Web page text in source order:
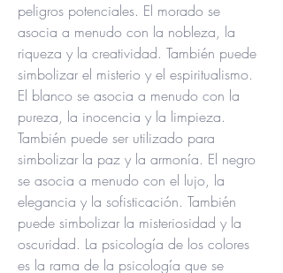
peligros potenciales. El morado se
asocia a menudo con la nobleza, la
riqueza y la creatividad. También puede
simbolizar el misterio y el espiritualismo.
El blanco se asocia a menudo con la
pureza, la inocencia y la limpieza.
También puede ser utilizado para
simbolizar la paz y la armonía. El negro
se asocia a menudo con el lujo, la
elegancia y la sofisticación. También
puede simbolizar la misteriosidad y la
oscuridad. La psicología de los colores
es la rama de la psicología que se